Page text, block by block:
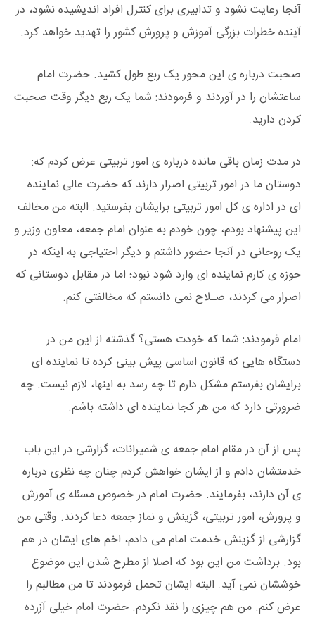
آنجا رعایت نشود و تدابیری برای کنترل افراد اندیشیده نشود، در
آینده خطرات بزرگی آموزش و پرورش کشور را تهدید خواهد کرد.
صحبت درباره ی این محور یک ربع طول کشید. حضرت امام
ساعتشان را در آوردند و فرمودند: شما یک ربع دیگر وقت صحبت
کردن دارید.
در مدت زمان باقی مانده درباره ی امور تربیتی عرض کردم که:
دوستان ما در امور تربیتی اصرار دارند که حضرت عالی نماینده
ای در اداره ی کل امور تربیتی برایشان بفرستید. البته من مخالف
این پیشنهاد بودم، چون خودم به عنوان امام جمعه، معاون وزیر و
یک روحانی در آنجا حضور داشتم و دیگر احتیاجی به اینکه در
حوزه ی کارم نماینده ای وارد شود نبود؛ اما در مقابل دوستانی که
اصرار می کردند، صـلاح نمی دانستم که مخالفتی کنم.
امام فرمودند: شما که خودت هستی؟ گذشته از این من در
دستگاه هایی که قانون اساسی پیش بینی کرده تا نماینده ای
برایشان بفرستم مشکل دارم تا چه رسد به اینها، لازم نیست. چه
ضرورتی دارد که من هر کجا نماینده ای داشته باشم.
پس از آن در مقام امام جمعه ی شمیرانات، گزارشی در این باب
خدمتشان دادم و از ایشان خواهش کردم چنان چه نظری درباره
ی آن دارند، بفرمایند. حضرت امام در خصوص مسئله ی آموزش
و پرورش، امور تربیتی، گزینش و نماز جمعه دعا کردند. وقتی من
گزارشی از گزینش خدمت امام می دادم، اخم های ایشان در هم
بود. برداشت من این بود که اصلا از مطرح شدن این موضوع
خوششان نمی آید. البته ایشان تحمل فرمودند تا من مطالبم را
عرض کنم. من هم چیزی را نقد نکردم. حضرت امام خیلی آزرده